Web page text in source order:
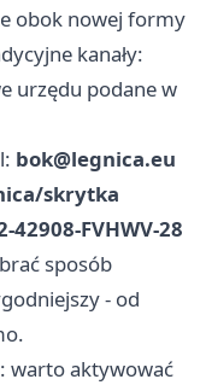
obok nowej formy
kanały:
urzędu podane w
bok@legnica.eu
skrytka
42908-FVHWV-28
sposób
- od
warto aktywować